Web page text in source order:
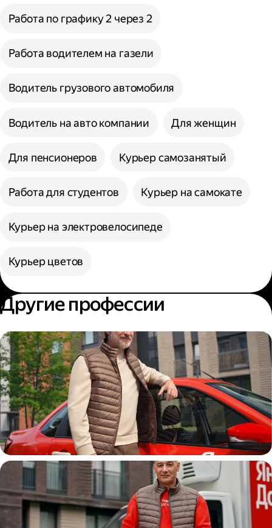
Работа по графику 2 через 2
Работа водителем на газели
Водитель грузового автомобиля
Водитель на авто компании Для женщин
Для пенсионеров Курьер самозанятый
Работа для студентов Курьер на самокате
Курьер на электровелосипеде
Курьер цветов
Другие профессии
Автокурьер